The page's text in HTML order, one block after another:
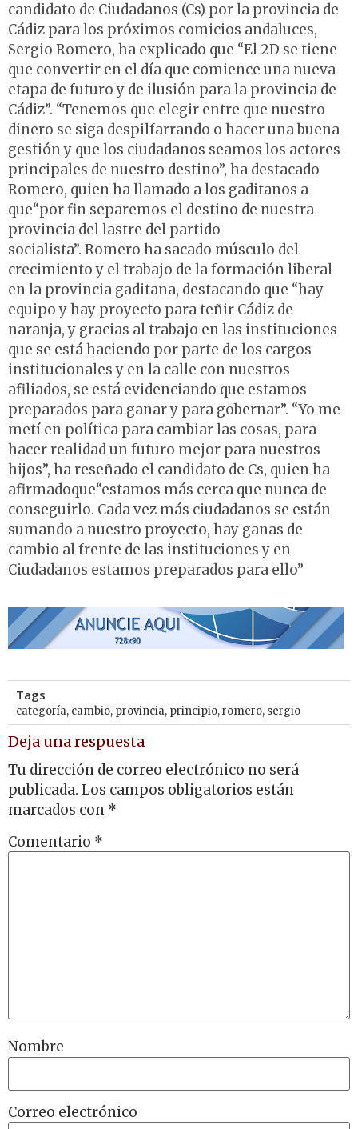
candidato de Ciudadanos (Cs) por la provincia de
Cádiz para los próximos comicios andaluces,
Sergio Romero, ha explicado que “El 2D se tiene
que convertir en el día que comience una nueva
etapa de futuro y de ilusión para la provincia de
Cádiz”. “Tenemos que elegir entre que nuestro
dinero se siga despilfarrando o hacer una buena
gestión y que los ciudadanos seamos los actores
principales de nuestro destino”, ha destacado
Romero, quien ha llamado a los gaditanos a
que“por fin separemos el destino de nuestra
provincia del lastre del partido
socialista”. Romero ha sacado músculo del
crecimiento y el trabajo de la formación liberal
en la provincia gaditana, destacando que “hay
equipo y hay proyecto para teñir Cádiz de
naranja, y gracias al trabajo en las instituciones
que se está haciendo por parte de los cargos
institucionales y en la calle con nuestros
afiliados, se está evidenciando que estamos
preparados para ganar y para gobernar”. “Yo me
metí en política para cambiar las cosas, para
hacer realidad un futuro mejor para nuestros
hijos”, ha reseñado el candidato de Cs, quien ha
afirmadoque“estamos más cerca que nunca de
conseguirlo. Cada vez más ciudadanos se están
sumando a nuestro proyecto, hay ganas de
cambio al frente de las instituciones y en
Ciudadanos estamos preparados para ello”
Tags
categoría, cambio, provincia, principio,romero, sergio
Deja una respuesta
Tu dirección de correo electrónico no será
publicada. Los campos obligatorios están
marcados con *
Comentario *
Nombre
Correo electrónico